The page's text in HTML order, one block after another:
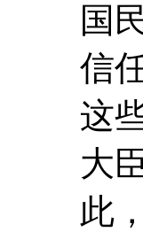
国
信
这
大
此